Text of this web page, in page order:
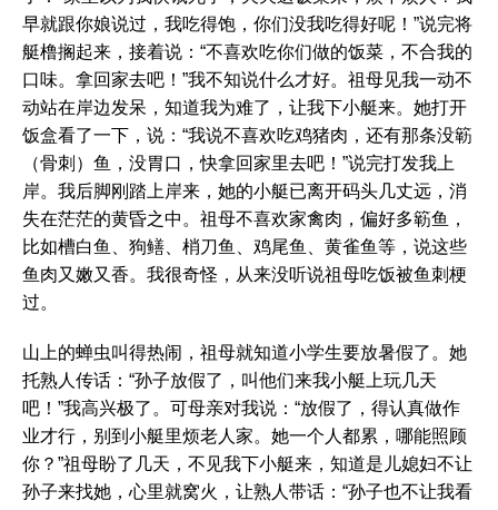
早就跟你娘说过，我吃得饱，你们没我吃得好呢！”说完将
艇橹搁起来，接着说：“不喜欢吃你们做的饭菜，不合我的
口味。拿回家去吧！”我不知说什么才好。祖母见我一动不
动站在岸边发呆，知道我为难了，让我下小艇来。她打开
饭盒看了一下，说：“我说不喜欢吃鸡猪肉，还有那条没簕
（骨刺）鱼，没胃口，快拿回家里去吧！”说完打发我上
岸。我后脚刚踏上岸来，她的小艇已离开码头几丈远，消
失在茫茫的黄昏之中。祖母不喜欢家禽肉，偏好多簕鱼，
比如槽白鱼、狗鳝、梢刀鱼、鸡尾鱼、黄雀鱼等，说这些
鱼肉又嫩又香。我很奇怪，从来没听说祖母吃饭被鱼刺梗
过。
山上的蝉虫叫得热闹，祖母就知道小学生要放暑假了。她
托熟人传话：“孙子放假了，叫他们来我小艇上玩几天
吧！”我高兴极了。可母亲对我说：“放假了，得认真做作
业才行，别到小艇里烦老人家。她一个人都累，哪能照顾
你？”祖母盼了几天，不见我下小艇来，知道是儿媳妇不让
孙子来找她，心里就窝火，让熟人带话：“孙子也不让我看